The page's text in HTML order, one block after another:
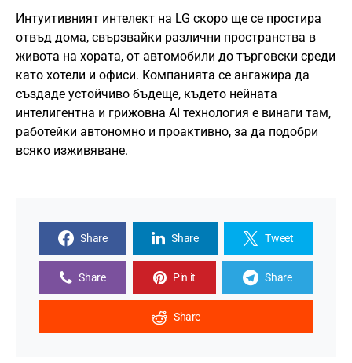
Интуитивният интелект на LG скоро ще се простира
отвъд дома, свързвайки различни пространства в
живота на хората, от автомобили до търговски среди
като хотели и офиси. Компанията се ангажира да
създаде устойчиво бъдеще, където нейната
интелигентна и грижовна AI технология е винаги там,
работейки автономно и проактивно, за да подобри
всяко изживяване.
Share Share Tweet
Share Pin it Share
Share